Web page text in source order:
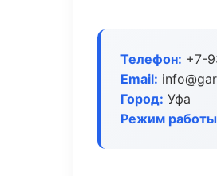
Телефон: +7-
Email:
Город: Уфа
Режим